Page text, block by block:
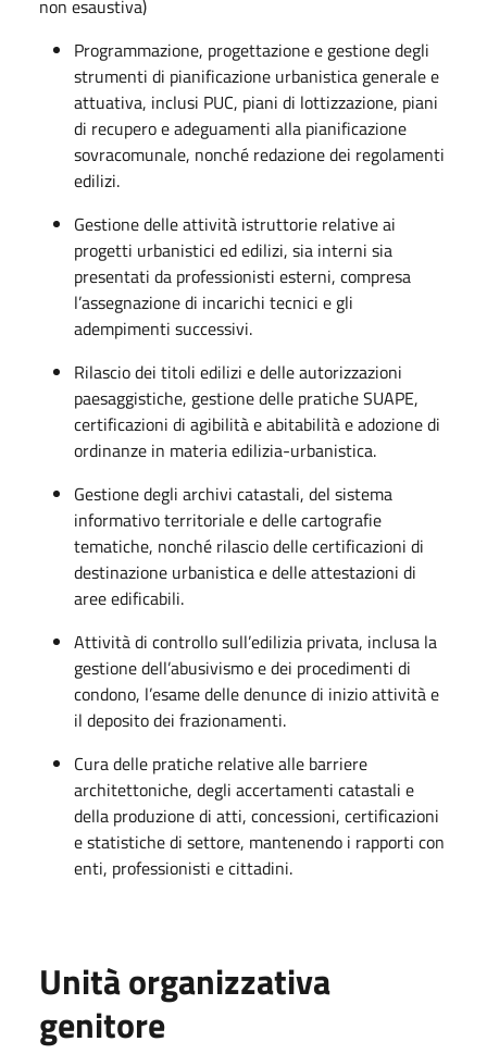
non esaustiva)
Programmazione, progettazione e gestione degli
strumenti di pianificazione urbanistica generale e
attuativa, inclusi PUC, piani di lottizzazione, piani
di recupero e adeguamenti alla pianificazione
sovracomunale, nonché redazione dei regolamenti
edilizi.
Gestione delle attività istruttorie relative ai
progetti urbanistici ed edilizi, sia interni sia
presentati da professionisti esterni, compresa
l’assegnazione di incarichi tecnici e gli
adempimenti successivi.
Rilascio dei titoli edilizi e delle autorizzazioni
paesaggistiche, gestione delle pratiche SUAPE,
certificazioni di agibilità e abitabilità e adozione di
ordinanze in materia edilizia-urbanistica.
Gestione degli archivi catastali, del sistema
informativo territoriale e delle cartografie
tematiche, nonché rilascio delle certificazioni di
destinazione urbanistica e delle attestazioni di
aree edificabili.
Attività di controllo sull’edilizia privata, inclusa la
gestione dell’abusivismo e dei procedimenti di
condono, l’esame delle denunce di inizio attività e
il deposito dei frazionamenti.
Cura delle pratiche relative alle barriere
architettoniche, degli accertamenti catastali e
della produzione di atti, concessioni, certificazioni
e statistiche di settore, mantenendo i rapporti con
enti, professionisti e cittadini.
Unità organizzativa
genitore